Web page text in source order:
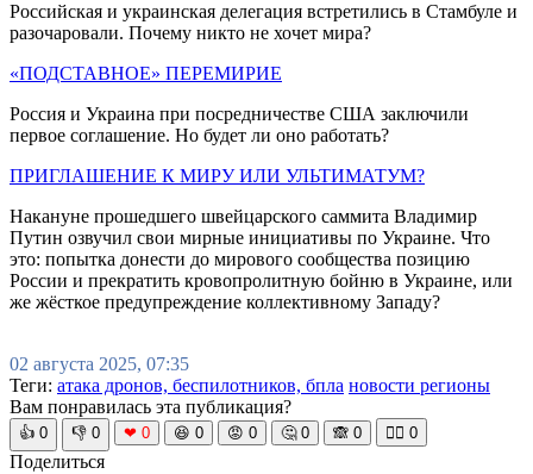
Российская и украинская делегация встретились в Стамбуле и
разочаровали. Почему никто не хочет мира?
«ПОДСТАВНОЕ» ПЕРЕМИРИЕ
Россия и Украина при посредничестве США заключили
первое соглашение. Но будет ли оно работать?
ПРИГЛАШЕНИЕ К МИРУ ИЛИ УЛЬТИМАТУМ?
Накануне прошедшего швейцарского саммита Владимир
Путин озвучил свои мирные инициативы по Украине. Что
это: попытка донести до мирового сообщества позицию
России и прекратить кровопролитную бойню в Украине, или
же жёсткое предупреждение коллективному Западу?
02 августа 2025, 07:35
Теги: атака дронов, беспилотников, бпла новости регионы
Вам понравилась эта публикация?
👍 0 👎 0 ❤ 0 😆 0 😡 0 🤔 0 🙈 0 🧘‍♀️ 0
Поделиться